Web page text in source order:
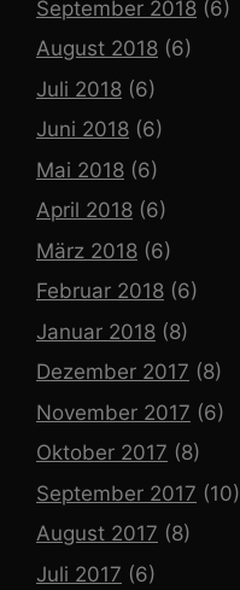
September 2018 (6)
August 2018 (6)
Juli 2018 (6)
Juni 2018 (6)
Mai 2018 (6)
April 2018 (6)
März 2018 (6)
Februar 2018 (6)
Januar 2018 (8)
Dezember 2017 (8)
November 2017 (6)
Oktober 2017 (8)
September 2017 (10)
August 2017 (8)
Juli 2017 (6)